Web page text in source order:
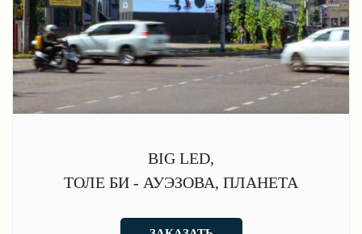
BIG LED,
ТОЛЕ БИ - АУЭЗОВА, ПЛАНЕТА